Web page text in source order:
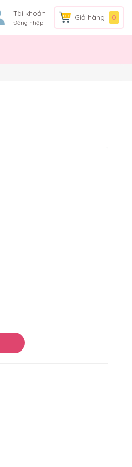
Tài khoản
Đăng nhập
Giỏ hàng 0